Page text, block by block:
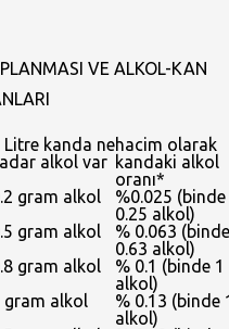
VE ALKOL-KAN
Litre kanda ne
alkol var
hacim olarak
kandaki alkol
oranı*
gram alkol
%0.025 (binde
0.25 alkol)
gram alkol
% 0.063 (binde
0.63 alkol)
gram alkol
% 0.1 (binde 1
alkol)
gram alkol
% 0.13 (binde
alkol)